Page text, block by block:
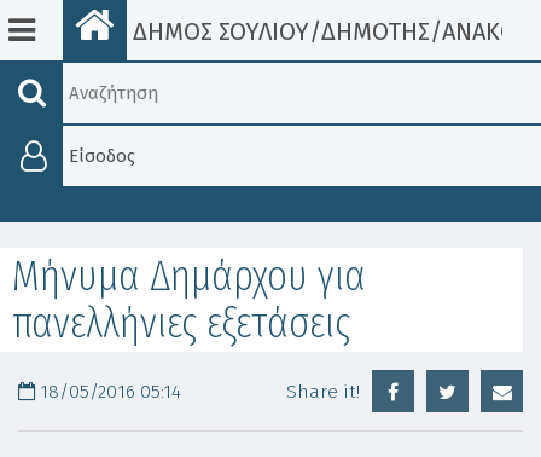
ΔΗΜΟΣ ΣΟΥΛΙΟΥ/ΔΗΜΟΤΗΣ/
Είσοδος
Μήνυμα Δημάρχου για
πανελλήνιες εξετάσεις
18/05/2016 05:14 Share it!